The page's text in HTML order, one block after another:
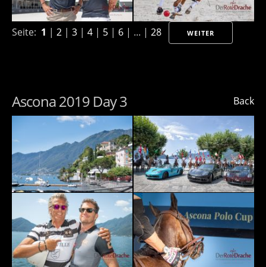
Seite: 1 | 2 | 3 | 4 | 5 | 6 | ... | 28 WEITER
Back
Ascona 2019 Day 3